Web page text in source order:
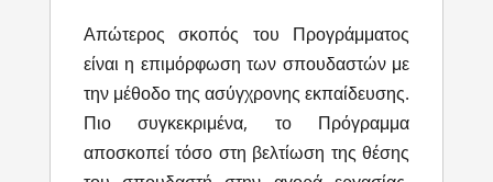
Απώτερος σκοπός του Προγράμματος
είναι η επιμόρφωση των σπουδαστών με
την μέθοδο της ασύγχρονης εκπαίδευσης.
Πιο συγκεκριμένα, το Πρόγραμμα
αποσκοπεί τόσο στη βελτίωση της θέσης